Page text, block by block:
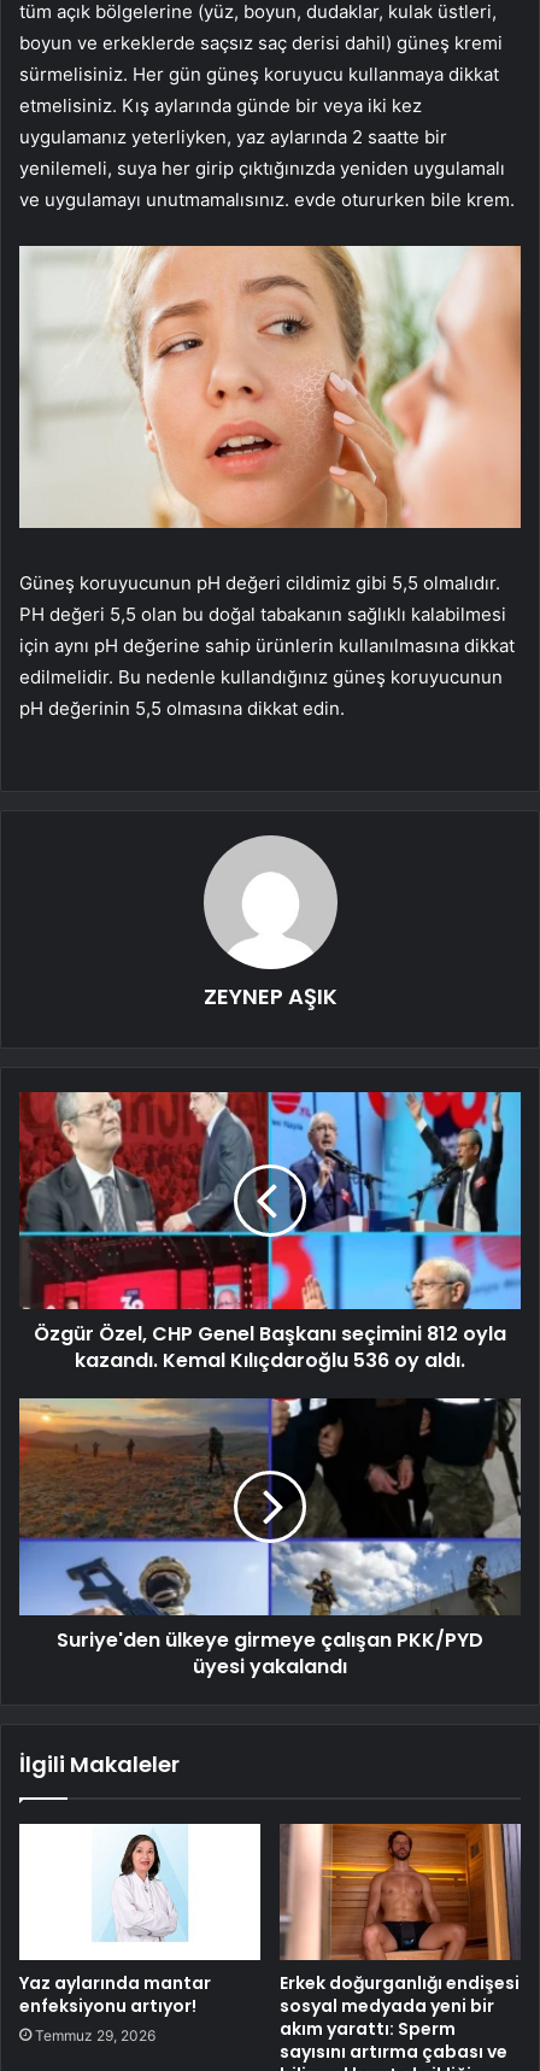
tüm açık bölgelerine (yüz, boyun, dudaklar, kulak üstleri,
boyun ve erkeklerde saçsız saç derisi dahil) güneş kremi
sürmelisiniz. Her gün güneş koruyucu kullanmaya dikkat
etmelisiniz. Kış aylarında günde bir veya iki kez
uygulamanız yeterliyken, yaz aylarında 2 saatte bir
yenilemeli, suya her girip çıktığınızda yeniden uygulamalı
ve uygulamayı unutmamalısınız. evde otururken bile krem.
Güneş koruyucunun pH değeri cildimiz gibi 5,5 olmalıdır.
PH değeri 5,5 olan bu doğal tabakanın sağlıklı kalabilmesi
için aynı pH değerine sahip ürünlerin kullanılmasına dikkat
edilmelidir. Bu nedenle kullandığınız güneş koruyucunun
pH değerinin 5,5 olmasına dikkat edin.
ZEYNEP AŞIK
Özgür Özel, CHP Genel Başkanı seçimini 812 oyla
kazandı. Kemal Kılıçdaroğlu 536 oy aldı.
Suriye'den ülkeye girmeye çalışan PKK/PYD
üyesi yakalandı
İlgili Makaleler
Yaz aylarında mantar
enfeksiyonu artıyor!
Temmuz 29, 2026
Erkek doğurganlığı endişesi
sosyal medyada yeni bir
akım yarattı: Sperm
sayısını artırma çabası ve